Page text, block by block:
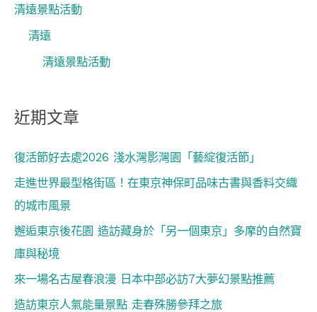
清遠景點活動
清遠
清遠景點活動
近期文章
復活節好去處2026 淺水灣影灣園「藝綻復活節」
走進世界最型格街區！在東京神保町品味古書與香料交織
的城市風景
邂逅東京後花園 造訪藏身於「另一個東京」多摩的自然寶
庫與秘境
來一場名古屋春浪漫 日本中部必訪7大夢幻景點推薦
造訪東京人氣能量景點 走春殊勝參拜之旅